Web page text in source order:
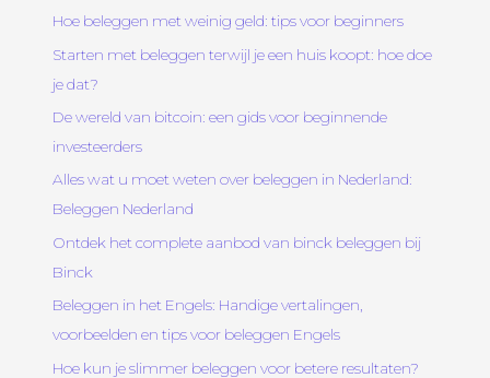
Hoe beleggen met weinig geld: tips voor beginners
Starten met beleggen terwijl je een huis koopt: hoe doe
je dat?
De wereld van bitcoin: een gids voor beginnende
investeerders
Alles wat u moet weten over beleggen in Nederland:
Beleggen Nederland
Ontdek het complete aanbod van binck beleggen bij
Binck
Beleggen in het Engels: Handige vertalingen,
voorbeelden en tips voor beleggen Engels
Hoe kun je slimmer beleggen voor betere resultaten?